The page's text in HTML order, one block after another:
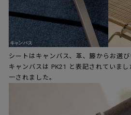
シートはキャンバス、革、籐からお選
キャンバスは PK21 と表記されていま
一されました。